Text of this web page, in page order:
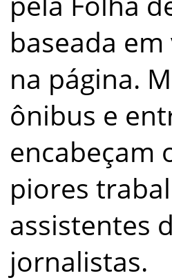
baseada
na página.
ônibus e
encabeçam
piores
assistentes
jornalistas.